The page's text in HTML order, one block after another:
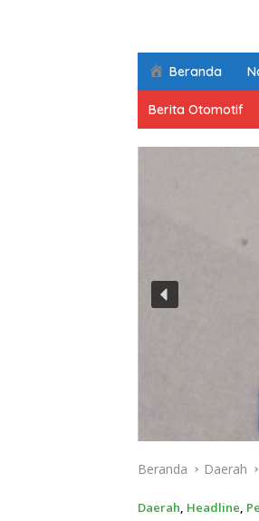
Beranda
Berita Otomotif
Beranda Daerah
Daerah, Headline,